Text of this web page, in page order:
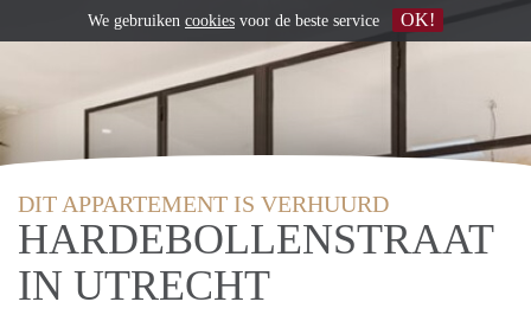
DIT APPARTEMENT IS VERHUURD
HARDEBOLLENSTRAAT
IN UTRECHT
We gebruiken cookies voor de beste service OK!